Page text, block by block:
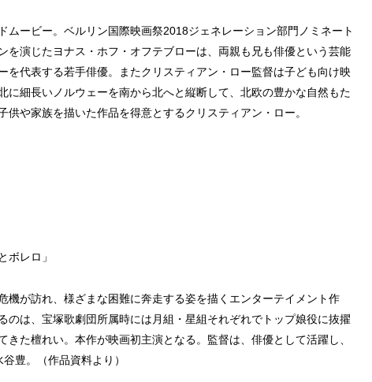
ムービー。ベルリン国際映画祭2018ジェネレーション部門ノミネート
を演じたヨナス・ホフ・オフテブローは、両親も兄も俳優という芸能
を代表する若手俳優。またクリスティアン・ロー監督は子ども向け映
に細長いノルウェーを南から北へと縦断して、北欧の豊かな自然もた
供や家族を描いた作品を得意とするクリスティアン・ロー。
ボレロ」
機が訪れ、様ざまな困難に奔走する姿を描くエンターテイメント作
のは、宝塚歌劇団所属時には月組・星組それぞれでトップ娘役に抜擢
きた檀れい。本作が映画初主演となる。監督は、俳優として活躍し、
豊。（作品資料より）